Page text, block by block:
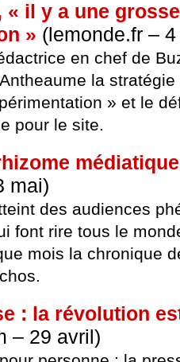
« il y a une
» (lemonde.fr –
en chef de
la
» et le
pour le site.
mai)
des audiences
font rire tous le
mois la chronique
: la révolution
– 29 avril)